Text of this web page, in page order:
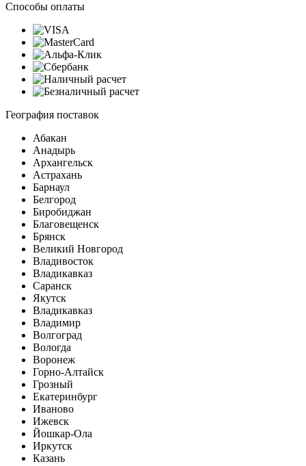
Способы оплаты
География поставок
Абакан
Анадырь
Архангельск
Астрахань
Барнаул
Белгород
Биробиджан
Благовещенск
Брянск
Великий Новгород
Владивосток
Владикавказ
Саранск
Якутск
Владикавказ
Владимир
Волгоград
Вологда
Воронеж
Горно-Алтайск
Грозный
Екатеринбург
Иваново
Ижевск
Йошкар-Ола
Иркутск
Казань